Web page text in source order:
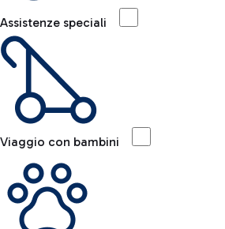
Assistenze speciali
Viaggio con bambini